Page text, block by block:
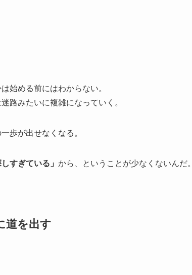
始める前にはわからない。
路みたいに複雑になっていく。
歩が出せなくなる。
すぎている」 から、ということが少なくないんだ。
道を出す